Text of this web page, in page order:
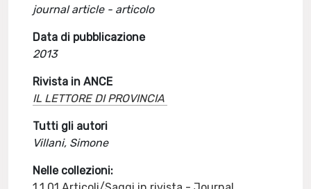
journal article - articolo
Data di pubblicazione
2013
Rivista in ANCE
IL LETTORE DI PROVINCIA
Tutti gli autori
Villani, Simone
Nelle collezioni: